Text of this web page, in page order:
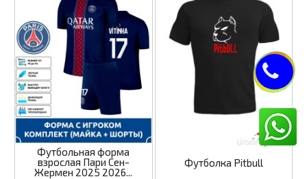
Футбольная форма
взрослая Пари Сен-
Жермен 2025 2026...
Футболка Pitbull